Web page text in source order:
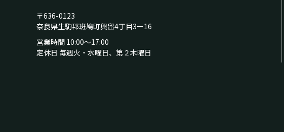
〒636-0123
奈良県生駒郡斑鳩町興留4丁目3ー16
営業時間 10:00～17:00
定休日 毎週火・水曜日、第２木曜日